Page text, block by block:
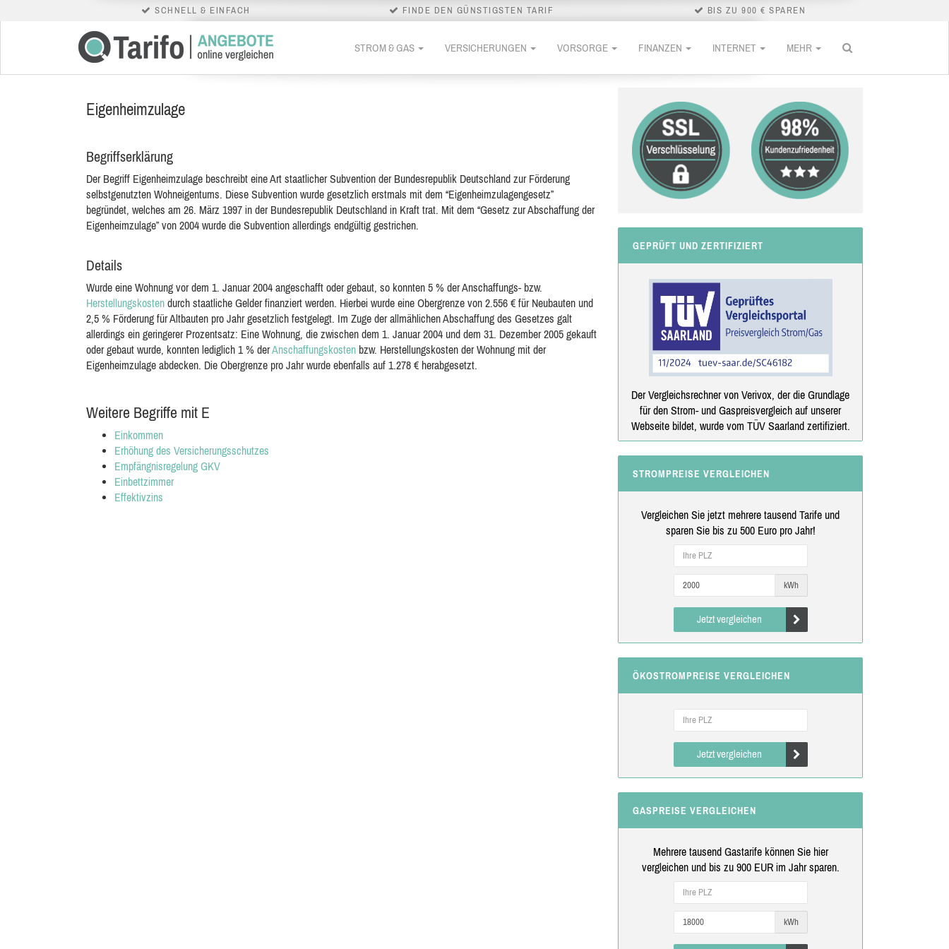
SCHNELL & EINFACH FINDE DEN GÜNSTIGSTEN TARIF BIS ZU 900 € SPAREN
STROM & GAS VERSICHERUNGEN VORSORGE FINANZEN INTERNET MEHR
Eigenheimzulage
Begriffserklärung
Der Begriff Eigenheimzulage beschreibt eine Art staatlicher Subvention der Bundesrepublik Deutschland zur Förderung
selbstgenutzten Wohneigentums. Diese Subvention wurde gesetzlich erstmals mit dem “Eigenheimzulagengesetz”
begründet, welches am 26. März 1997 in der Bundesrepublik Deutschland in Kraft trat. Mit dem “Gesetz zur Abschaffung der
Eigenheimzulage” von 2004 wurde die Subvention allerdings endgültig gestrichen.
Details
Wurde eine Wohnung vor dem 1. Januar 2004 angeschafft oder gebaut, so konnten 5 % der Anschaffungs- bzw.
Herstellungskosten durch staatliche Gelder finanziert werden. Hierbei wurde eine Obergrenze von 2.556 € für Neubauten und
2,5 % Förderung für Altbauten pro Jahr gesetzlich festgelegt. Im Zuge der allmählichen Abschaffung des Gesetzes galt
allerdings ein geringerer Prozentsatz: Eine Wohnung, die zwischen dem 1. Januar 2004 und dem 31. Dezember 2005 gekauft
oder gebaut wurde, konnten lediglich 1 % derAnschaffungskosten bzw. Herstellungskosten der Wohnung mit der
Eigenheimzulage abdecken. Die Obergrenze pro Jahr wurde ebenfalls auf 1.278 € herabgesetzt.
Weitere Begriffe mit E
Einkommen
Erhöhung des Versicherungsschutzes
Empfängnisregelung GKV
Einbettzimmer
Effektivzins
GEPRÜFT UND ZERTIFIZIERT
Der Vergleichsrechner von Verivox, der die Grundlage
für den Strom- und Gaspreisvergleich auf unserer
Webseite bildet, wurde vom TÜV Saarland zertifiziert.
STROMPREISE VERGLEICHEN
Vergleichen Sie jetzt mehrere tausend Tarife und
sparen Sie bis zu 500 Euro pro Jahr!
kWh
Jetzt vergleichen
ÖKOSTROMPREISE VERGLEICHEN
Jetzt vergleichen
GASPREISE VERGLEICHEN
Mehrere tausend Gastarife können Sie hier
vergleichen und bis zu 900 EUR im Jahr sparen.
kWh